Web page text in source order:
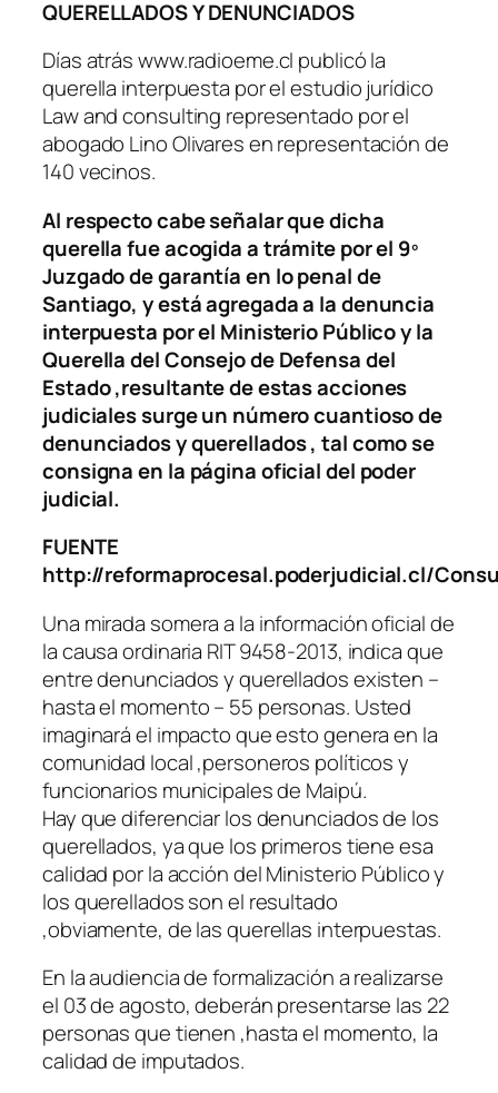
QUERELLADOS Y DENUNCIADOS
Días atrás www.radioeme.cl publicó la
querella interpuesta por el estudio jurídico
Law and consulting representado por el
abogado Lino Olivares en representación de
140 vecinos.
Al respecto cabe señalar que dicha
querella fue acogida a trámite por el 9º
Juzgado de garantía en lo penal de
Santiago, y está agregada a la denuncia
interpuesta por el Ministerio Público y la
Querella del Consejo de Defensa del
Estado ,resultante de estas acciones
judiciales surge un número cuantioso de
denunciados y querellados , tal como se
consigna en la página oficial del poder
judicial.
FUENTE
http://reformaprocesal.poderjudicial.cl/
Una mirada somera a la información oficial de
la causa ordinaria RIT 9458-2013, indica que
entre denunciados y querellados existen –
hasta el momento – 55 personas. Usted
imaginará el impacto que esto genera en la
comunidad local ,personeros políticos y
funcionarios municipales de Maipú.
Hay que diferenciar los denunciados de los
querellados, ya que los primeros tiene esa
calidad por la acción del Ministerio Público y
los querellados son el resultado
,obviamente, de las querellas interpuestas.
En la audiencia de formalización a realizarse
el 03 de agosto, deberán presentarse las 22
personas que tienen ,hasta el momento, la
calidad de imputados.